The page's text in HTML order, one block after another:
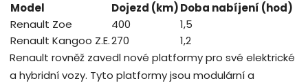
Model
Dojezd (km)Doba nabíjení (hod)
Renault Zoe
400
1,5
Renault Kangoo Z.E.270
1,2
Renault rovněž zavedl nové platformy pro své elektrické
a hybridní vozy. Tyto platformy jsou modulární a